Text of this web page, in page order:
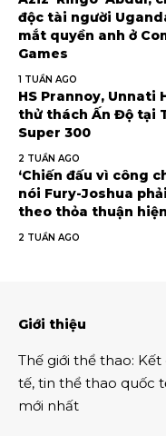
độc tài người
mắt quyền anh ở
Games
1 TUẦN AGO
HS Prannoy, Unnati
thử thách Ấn Độ tại
Super 300
2 TUẦN AGO
‘Chiến đấu vì công
nói Fury-Joshua
theo thỏa thuận
2 TUẦN AGO
Giới thiệu
Thế giới thể thao: Kết
tế, tin thể thao quốc
mới nhất